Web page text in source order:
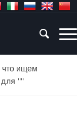
что ищем
""